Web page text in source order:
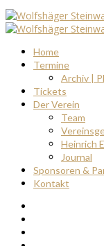
Home
Termine
Archiv |
Tickets
Der Verein
Team
Heinrich
Journal
Sponsoren &
Kontakt